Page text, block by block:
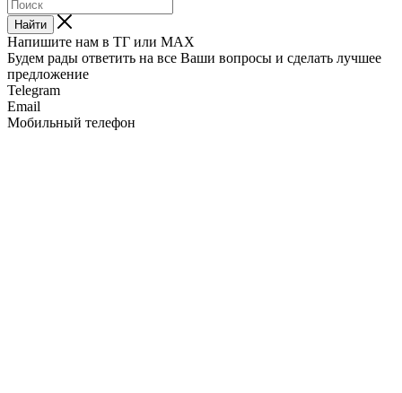
Найти
Напишите нам в ТГ или MAX
Будем рады ответить на все Ваши вопросы и сделать лучшее
предложение
Telegram
Email
Мобильный телефон